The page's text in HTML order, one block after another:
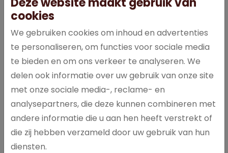
energie geeft om door te gaan! Deze heerlijke soep is gemaakt
met duurzaam geteelde tomaten, en dat proef je! In een
verpakking Cup-a-Soup Tomaat zitten 21 heerlijke zakjes Cup-
a-Soup. Een zakje van deze heerlijke Cup-a-Soup Tomaat
bevat 61 calorieën per mok.
Specificaties
cookies
We gebruiken cookies om inhoud en advertenties
te personaliseren, om functies voor sociale media
te bieden en om ons verkeer te analyseren. We
delen ook informatie over uw gebruik van onze site
met onze sociale media-, reclame- en
analysepartners, die deze kunnen combineren met
andere informatie die u aan hen heeft verstrekt of
die zij hebben verzameld door uw gebruik van hun
diensten.